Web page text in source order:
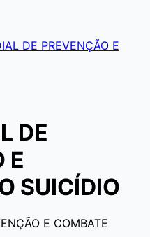
DE PREVENÇÃO E
DE
E
SUICÍDIO